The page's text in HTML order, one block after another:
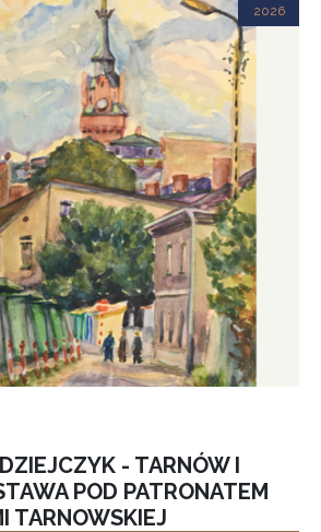
2026
- TARNÓW I
POD PATRONATEM
TARNOWSKIEJ